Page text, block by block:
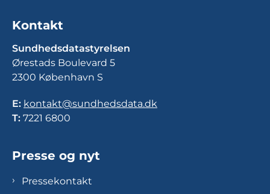
Kontakt
Sundhedsdatastyrelsen
Ørestads Boulevard 5
2300 København S
E: kontakt@sundhedsdata.dk
T: 7221 6800
Presse og nyt
Pressekontakt